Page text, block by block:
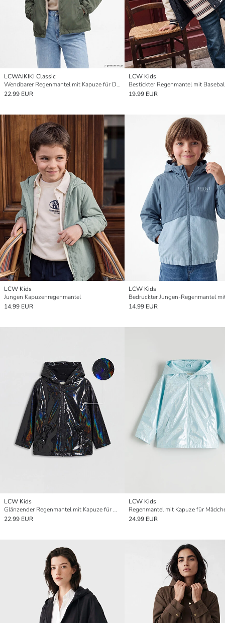
LCWAIKIKI Classic
Wendbarer Regenmantel mit Kapuze für Damen
22.99 EUR
LCW Kids
19.99 EUR
LCW Kids
Jungen Kapuzenregenmantel
14.99 EUR
LCW Kids
14.99 EUR
LCW Kids
Glänzender Regenmantel mit Kapuze für Mädchen
22.99 EUR
LCW Kids
Regenmantel mit Kapuze für
24.99 EUR